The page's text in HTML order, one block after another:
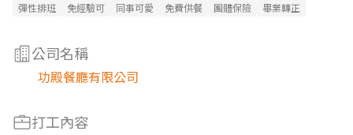
彈性排班 免經驗可 同事可愛 免費供餐 團體保險 畢業轉正
公司名稱
功殿餐廳有限公司
打工內容